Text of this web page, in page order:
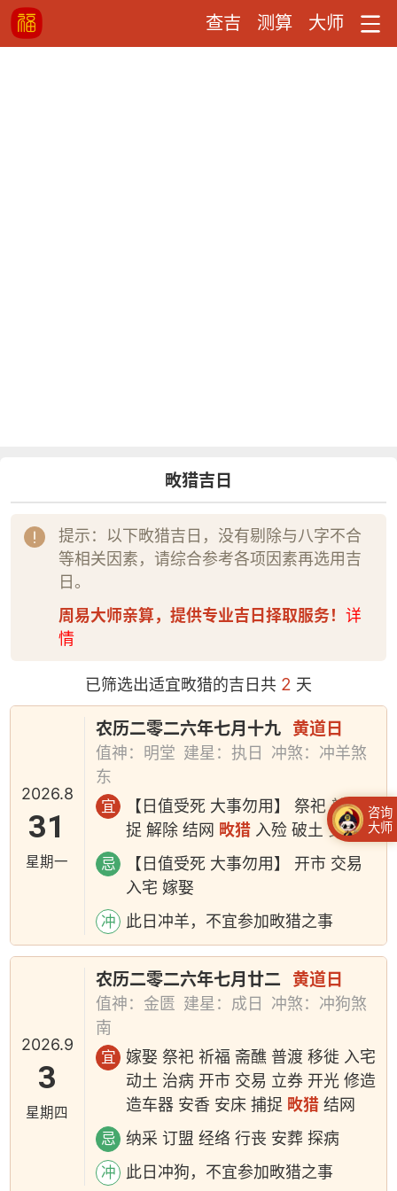
查吉 测算 大师
畋猎吉日
提示：以下畋猎吉日，没有剔除与八字不合
等相关因素，请综合参考各项因素再选用吉
日。
周易大师亲算，提供专业吉日择取服务！ 详
情
已筛选出适宜畋猎的吉日共 2 天
2026.8
31
星期一
农历二零二六年七月十九 黄道日
值神：明堂 建星：执日
冲煞：冲羊煞
东
宜
【日值受死 大事勿用】 祭祀 普渡 捕
捉 解除 结网 畋猎 入殓 破土 安葬
忌
【日值受死 大事勿用】 开市 交易
入宅 嫁娶
冲 此日冲羊，不宜参加畋猎之事
2026.9
3
星期四
农历二零二六年七月廿二 黄道日
值神：金匮 建星：成日
冲煞：冲狗煞
南
宜
嫁娶 祭祀 祈福 斋醮 普渡 移徙 入宅
动土 治病 开市 交易 立券 开光 修造
造车器 安香 安床 捕捉 畋猎 结网
忌 纳采 订盟 经络 行丧 安葬 探病
冲 此日冲狗，不宜参加畋猎之事
咨询
大师